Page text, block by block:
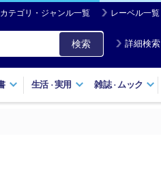
カテゴリ・ジャンル一覧 レーベル一覧
検索 詳細検索
生活・実用 雑誌・ ムック